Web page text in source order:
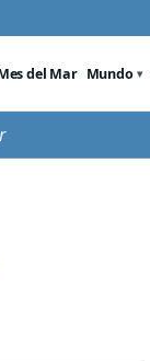
del Mar Mundo